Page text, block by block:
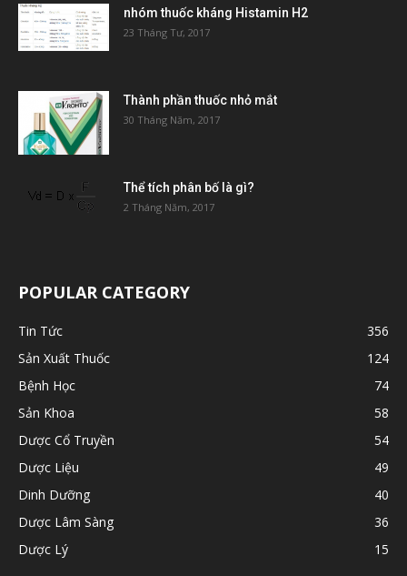
nhóm thuốc kháng Histamin H2
23 Tháng Tư, 2017
Thành phần thuốc nhỏ mắt
30 Tháng Năm, 2017
Thể tích phân bố là gì?
2 Tháng Năm, 2017
POPULAR CATEGORY
Tin Tức
356
Sản Xuất Thuốc
124
Bệnh Học
74
Sản Khoa
58
Dược Cổ Truyền
54
Dược Liệu
49
Dinh Dưỡng
40
Dược Lâm Sàng
36
Dược Lý
15